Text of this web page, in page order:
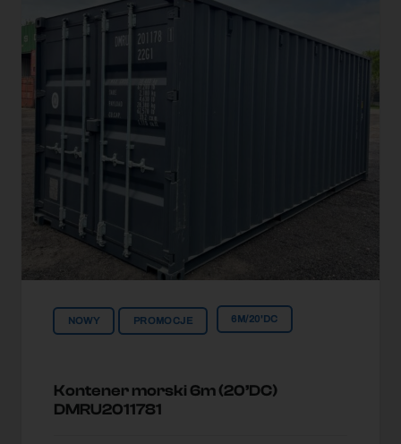
NOWY PROMOCJE 6M/20'DC
Kontener morski 6m (20’DC)
DMRU2011781